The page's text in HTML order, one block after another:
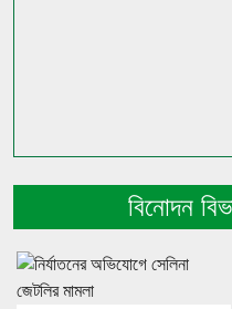
বিনোদন